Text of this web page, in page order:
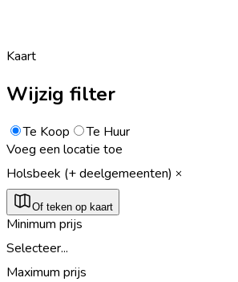
Kaart
Wijzig filter
Te Koop
Te Huur
Voeg een locatie toe
Holsbeek (+ deelgemeenten)
Of teken op kaart
Minimum prijs
Selecteer...
Maximum prijs